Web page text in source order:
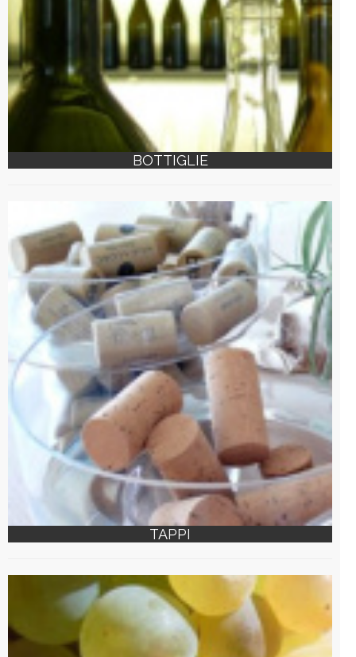
BOTTIGLIE
TAPPI